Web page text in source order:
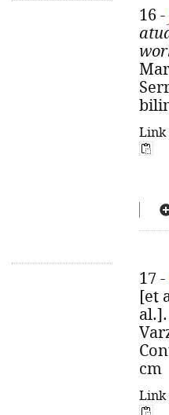
16 -
Link
17 -
[et
cm
Link